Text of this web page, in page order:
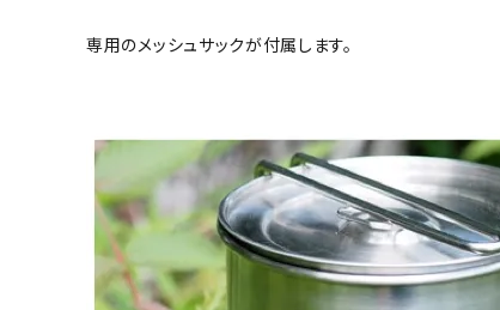
専用のメッシュサックが付属します。